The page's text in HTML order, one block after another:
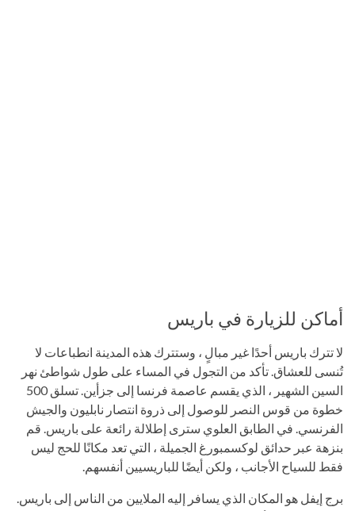
أماكن للزيارة في باريس
لا تترك باريس أحدًا غير مبالٍ ، وستترك هذه المدينة انطباعات لا
تُنسى للعشاق. تأكد من التجول في المساء على طول شواطئ نهر
السين الشهير ، الذي يقسم عاصمة فرنسا إلى جزأين. تسلق 500
خطوة من قوس النصر للوصول إلى ذروة انتصار نابليون والجيش
الفرنسي. في الطابق العلوي سترى إطلالة رائعة على باريس. قم
بنزهة عبر حدائق لوكسمبورغ الجميلة ، التي تعد مكانًا للحج ليس
فقط للسياح الأجانب ، ولكن أيضًا للباريسيين أنفسهم.
برج إيفل هو المكان الذي يسافر إليه الملايين من الناس إلى باريس.